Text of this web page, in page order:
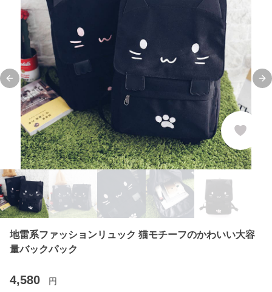
Previous slide
地雷系ファッションリュック 猫モチーフのかわいい大容
量バックパック
4,580 円